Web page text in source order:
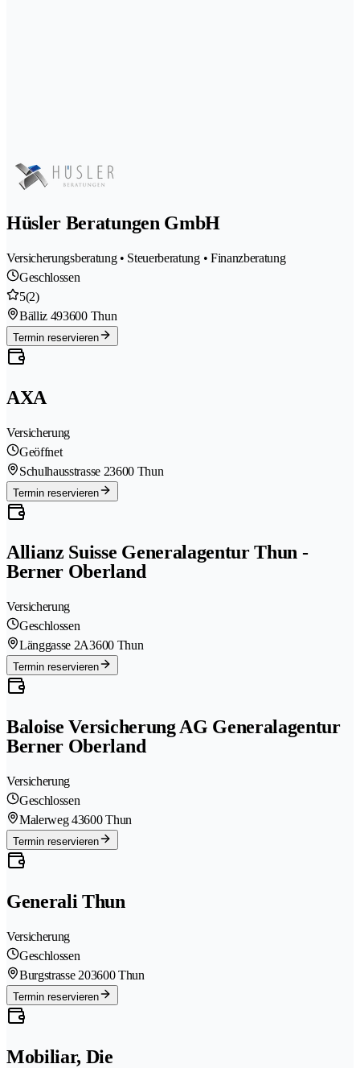
Hüsler Beratungen GmbH
Versicherungsberatung • Steuerberatung • Finanzberatung
Geschlossen
5(2)
Bälliz 493600 Thun
Termin reservieren
AXA
Versicherung
Geöffnet
Schulhausstrasse 23600 Thun
Termin reservieren
Allianz Suisse Generalagentur Thun -
Berner Oberland
Versicherung
Geschlossen
Länggasse 2A3600 Thun
Termin reservieren
Baloise Versicherung AG Generalagentur
Berner Oberland
Versicherung
Geschlossen
Malerweg 43600 Thun
Termin reservieren
Generali Thun
Versicherung
Geschlossen
Burgstrasse 203600 Thun
Termin reservieren
Mobiliar, Die